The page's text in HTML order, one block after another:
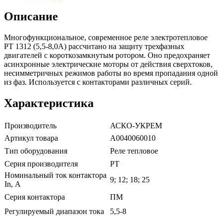
Описание
Многофункциональное, современное реле электротепловое
PT 1312 (5,5-8,0А) рассчитано на защиту трехфазных
двигателей с короткозамкнутым ротором. Оно предохраняет
асинхронные электрические моторы от действия сверхтоков,
несимметричных режимов работы во время пропадания одной
из фаз. Используется с контакторами различных серий.
Характеристика
Производитель
АСКО-УКРЕМ
Артикул товара
A0040060010
Тип оборудования
Реле тепловое
Серия производителя
РТ
Номинальный ток контактора
In, А
9; 12; 18; 25
Серия контактора
ПМ
Регулируемый диапазон тока
5,5-8